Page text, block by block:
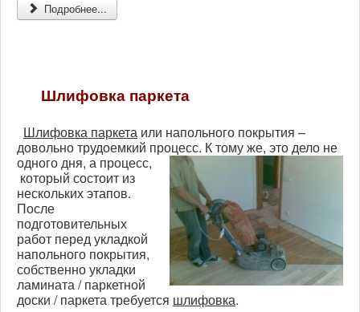
Подробнее...
Шлифовка паркета
Шлифовка паркета или напольного покрытия –
довольно трудоемкий процесс. К тому же, это дело не
одного дня, а процесс,
который состоит из
нескольких этапов.
После
подготовительных
работ перед укладкой
напольного покрытия,
собственно укладки
ламината / паркетной
доски / паркета требуется шлифовка.